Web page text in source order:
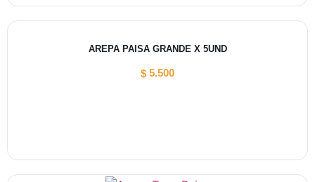
AREPA PAISA GRANDE X 5UND
$ 5.500